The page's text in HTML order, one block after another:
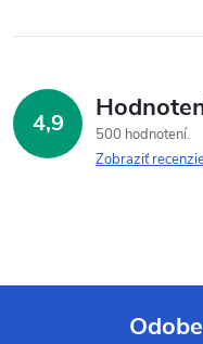
4,9
500 hodnotení
Zobraziť